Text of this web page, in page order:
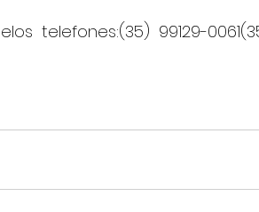
telefones:(35) 99129-